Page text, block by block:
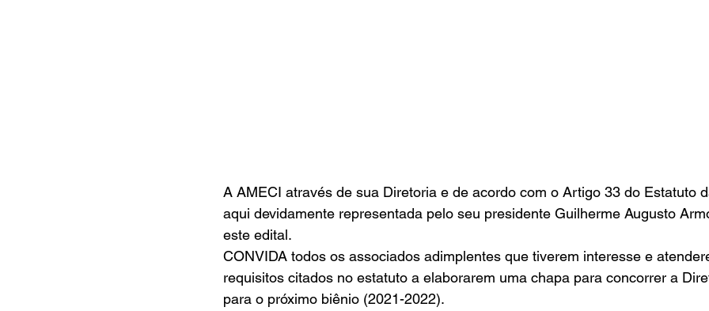
A AMECI através de sua Diretoria e de acordo com o Artigo 33 do Estatuto
aqui devidamente representada pelo seu presidente Guilherme Augusto
este edital.
CONVIDA todos os associados adimplentes que tiverem interesse e
requisitos citados no estatuto a elaborarem uma chapa para concorrer a
para o próximo biênio (2021-2022).